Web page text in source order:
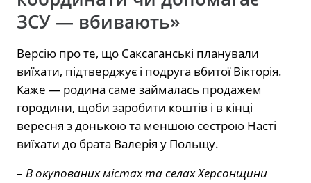
ЗСУ — вбивають»
Версію про те, що Саксаганські планували
виїхати, підтверджує і подруга вбитої Вікторія.
Каже — родина саме займалась продажем
городини, щоби заробити коштів і в кінці
вересня з донькою та меншою сестрою Насті
виїхати до брата Валерія у Польщу.
– В окупованих містах та селах Херсонщини